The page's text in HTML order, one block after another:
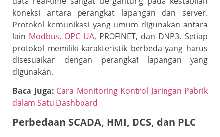
koneksi antara perangkat lapangan dan server.
Protokol komunikasi yang umum digunakan antara
lain Modbus, OPC UA, PROFINET, dan DNP3. Setiap
protokol memiliki karakteristik berbeda yang harus
disesuaikan dengan perangkat lapangan yang
digunakan.
Baca Juga: Cara Monitoring Kontrol Jaringan Pabrik
dalam Satu Dashboard
Perbedaan SCADA, HMI, DCS, dan PLC